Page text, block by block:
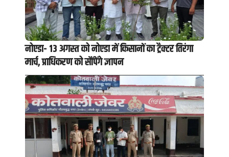
नोएडा- 13 अगस्त को नोएडा में किसानों का ट्रैक्टर तिरंगा
मार्च, प्राधिकरण को सौंपेंगे ज्ञापन